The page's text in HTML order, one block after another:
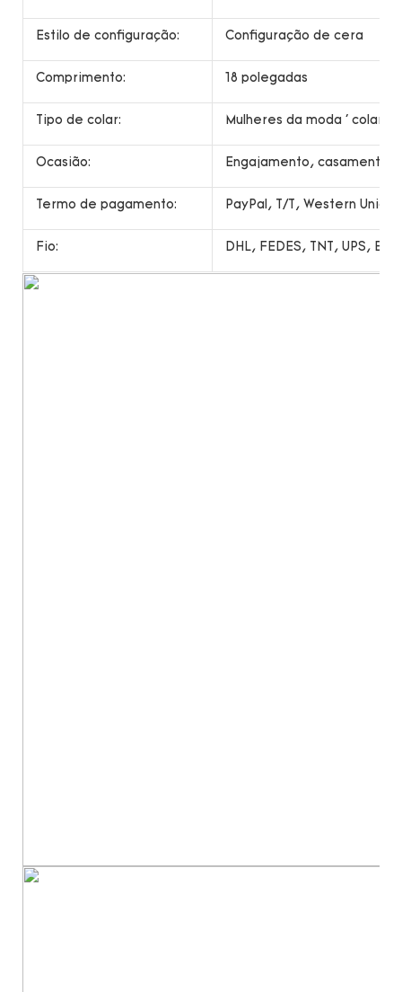
Estilo de configuração: Configuração de cera
Comprimento: 18 polegadas
Tipo de colar: Mulheres da moda ' colar
Ocasião: Engajamento,
Termo de pagamento: PayPal, T/T, Western
Fio: DHL, FEDES, TNT, UPS, EMS